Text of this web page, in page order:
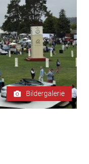
Bildergalerie